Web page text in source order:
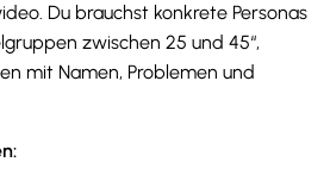
Du brauchst konkrete Personas
zwischen 25 und 45“,
mit Namen, Problemen und